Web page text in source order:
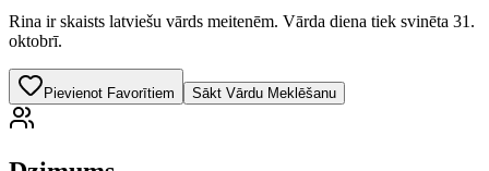
Rina ir skaists latviešu vārds meitenēm. Vārda diena tiek svinēta 31.
oktobrī.
Pievienot Favorītiem Sākt Vārdu Meklēšanu